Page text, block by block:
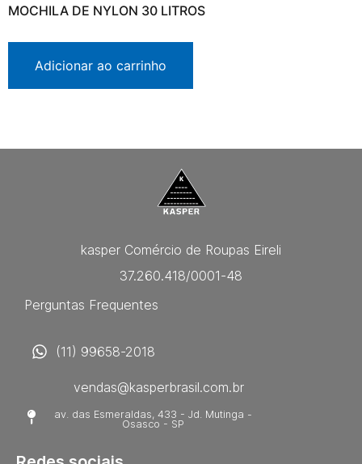
MOCHILA DE NYLON 30 LITROS
Adicionar ao carrinho
kasper Comércio de Roupas Eireli
37.260.418/0001-48
Perguntas Frequentes
(11) 99658-2018
vendas@kasperbrasil.com.br
av. das Esmeraldas, 433 - Jd. Mutinga -
Osasco - SP